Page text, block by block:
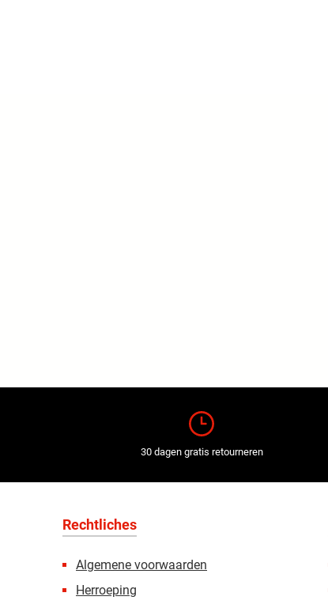
30 dagen gratis retourneren
Rechtliches
Algemene voorwaarden
Herroeping